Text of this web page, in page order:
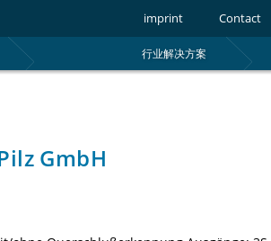
imprint Contact
行业解决方案
GmbH